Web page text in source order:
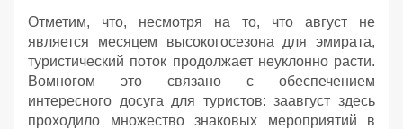
Отметим, что, несмотря на то, что август не
является месяцем высокогосезона для эмирата,
туристический поток продолжает неуклонно расти.
Вомногом это связано с обеспечением
интересного досуга для туристов: заавгуст здесь
проходило множество знаковых мероприятий в